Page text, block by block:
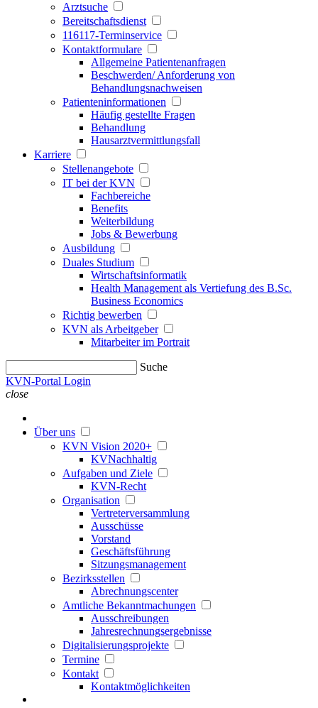
Arztsuche
Bereitschaftsdienst
116117-Terminservice
Kontaktformulare
Allgemeine Patientenanfragen
Beschwerden/ Anforderung von
Behandlungsnachweisen
Patienteninformationen
Häufig gestellte Fragen
Behandlung
Hausarztvermittlungsfall
Karriere
Stellenangebote
IT bei der KVN
Fachbereiche
Benefits
Weiterbildung
Jobs & Bewerbung
Ausbildung
Duales Studium
Wirtschaftsinformatik
Health Management als Vertiefung des B.Sc.
Business Economics
Richtig bewerben
KVN als Arbeitgeber
Mitarbeiter im Portrait
Suche
KVN-Portal Login
close
Über uns
KVN Vision 2020+
KVNachhaltig
Aufgaben und Ziele
KVN-Recht
Organisation
Vertreterversammlung
Ausschüsse
Vorstand
Geschäftsführung
Sitzungsmanagement
Bezirksstellen
Abrechnungscenter
Amtliche Bekanntmachungen
Ausschreibungen
Jahresrechnungsergebnisse
Digitalisierungsprojekte
Termine
Kontakt
Kontaktmöglichkeiten